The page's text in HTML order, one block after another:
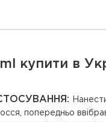
купити в
попередньо